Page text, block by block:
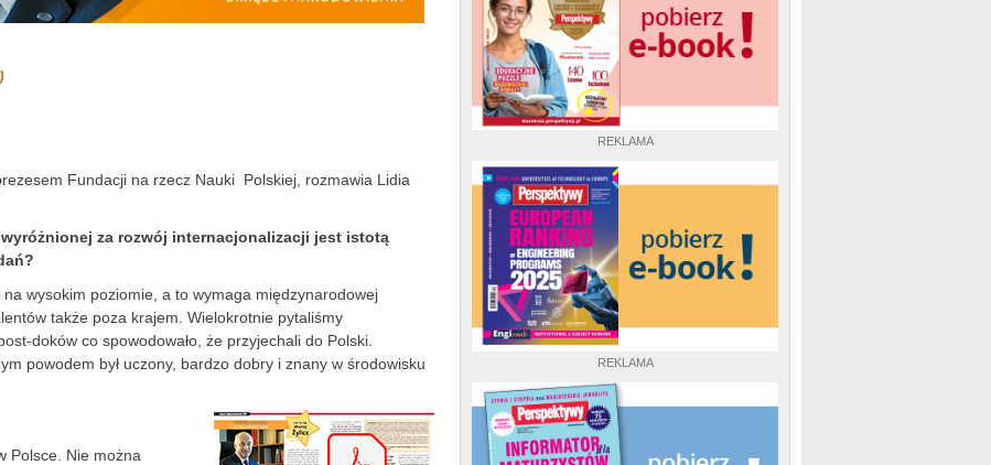
REKLAMA
REKLAMA
Fundacji na rzecz Nauki Polskiej, rozmawia Lidia
za rozwój internacjonalizacji jest istotą
wysokim poziomie, a to wymaga międzynarodowej
także poza krajem. Wielokrotnie pytaliśmy
doków co spowodowało, że przyjechali do Polski.
powodem był uczony, bardzo dobry i znany w środowisku
Polsce. Nie można